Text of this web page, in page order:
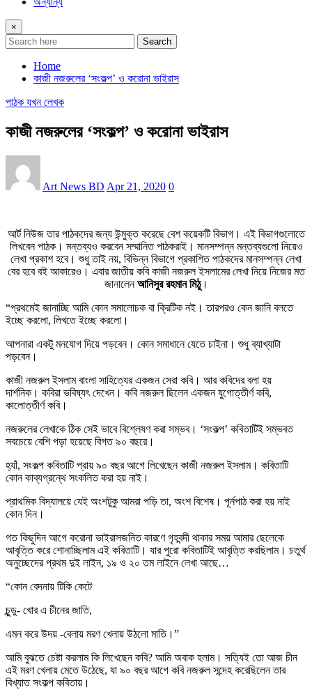
×
Search
Home
কাজী নজরুলের ‘সংকল্প’ ও করোনা ভাইরাস
পাঠক যখন লেখক
কাজী নজরুলের ‘সংকল্প’ ও করোনা ভাইরাস
Art News BD Apr 21, 2020 0
আর্ট নিউজ তার পাঠকদের জন্য উন্মুক্ত করেছে বেশ কয়েকটি বিভাগ। এই বিভাগগুলোতে
লিখবেন পাঠক। মন্তব্যও করবেন সম্মানিত পাঠকরাই। মানসম্পন্ন মন্তব্যগুলো নিয়েও
লেখা প্রকাশ হবে। শুধু তাই নয়, বিভিন্ন বিভাগে প্রকাশিত পাঠকদের মানসম্পন্ন লেখা
বের হবে বই আকারেও। এবার জাতীয় কবি কাজী নজরুল ইসলামের লেখা নিয়ে নিজের মত
জানালেনআনিসুর রহমান মিঠু।
“প্রথমেই জানাচ্ছি আমি কোন সমালোচক বা ক্রিটিক নই। তারপরও কেন জানি বলতে
ইচ্ছে করলো, লিখতে ইচ্ছে করলো।
আপনারা একটু মনযোগ দিয়ে পড়বেন। কোন সমাধানে যেতে চাইনা। শুধু ব্যাখ্যাটা
পড়বেন।
কাজী নজরুল ইসলাম বাংলা সাহিত্যের একজন সেরা কবি। আর কবিদের বলা হয়
দার্শনিক। কবিরা ভবিষ্যৎ দেখেন। কবি নজরুল ছিলেন একজন যুগোত্তীর্ণ কবি,
কালোত্তীর্ণ কবি।
নজরুলের লেখাকে ঠিক সেই ভাবে বিশ্লেষণ করা সম্ভব। ‘সংকল্প’ কবিতাটিই সম্ভবত
সবচেয়ে বেশি পড়া হয়েছে বিগত ৯০ বছরে।
হ্যাঁ, সংকল্প কবিতাটি প্রায় ৯০ বছর আগে লিখেছেন কাজী নজরুল ইসলাম। কবিতাটি
কোন কাব্যগ্রন্থে সংকলিত করা হয় নাই।
প্রাথমিক বিদ্যালয়ে যেই অংশটুকু আমরা পড়ি তা, অংশ বিশেষ। পূর্নপাঠ করা হয় নাই
কোন দিন।
গত কিছুদিন আগে করোনা ভাইরাসজনিত কারণে গৃহবন্দী থাকার সময় আমার ছেলেকে
আবৃত্তি করে শোনাচ্ছিলাম এই কবিতাটি। যার পুরো কবিতাটিই আবৃত্তি করছিলাম। চতুর্থ
অনুচ্ছেদের প্রথম দুই লাইন, ১৯ ও ২০ তম লাইনে লেখা আছে…
“কোন বেদনায় টিকি কেটে
চুন্ডু- খোর এ চীনের জাতি,
এমন করে উদয় -বেলায় মরণ খেলায় উঠলো মাতি।”
আমি বুঝতে চেষ্টা করলাম কি লিখেছেন কবি? আমি অবাক হলাম। সত্যিই তো আজ চীন
এই মরণ খেলায় মেতে উঠেছে, যা ৯০ বছর আগে কবি নজরুল সন্দেহ করেছিলেন তার
বিখ্যাত সংকল্প কবিতায়।